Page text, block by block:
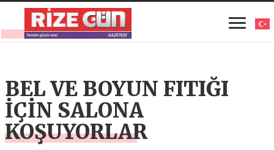
BEL VE BOYUN FITIĞI
İÇİN SALONA
KOŞUYORLAR